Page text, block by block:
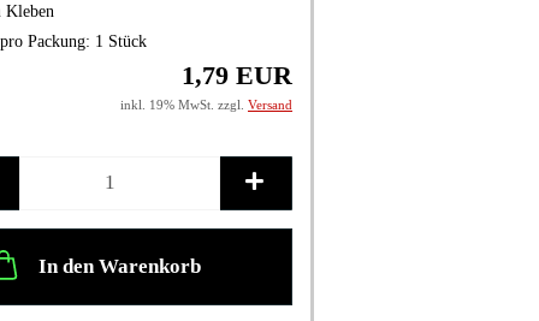
Kleben
Packung: 1 Stück
1,79 EUR
inkl. 19% MwSt. zzgl. Versand
In den Warenkorb